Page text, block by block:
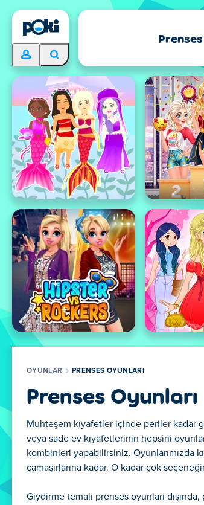
OYUNLAR PRENSES OYUNLARI
Prenses Oyunları
Muhteşem kıyafetler içinde periler kadar
veya sade ev kıyafetlerinin hepsini
kombinleri yapabilirsiniz. Oyunlarımızda
çamaşırlarına kadar. O kadar çok
Giydirme temalı prenses oyunları